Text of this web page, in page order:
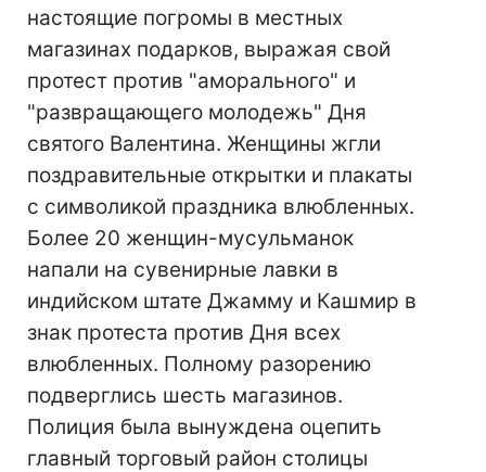
настоящие погромы в местных
магазинах подарков, выражая свой
протест против "аморального" и
"развращающего молодежь" Дня
святого Валентина. Женщины жгли
поздравительные открытки и плакаты
с символикой праздника влюбленных.
Более 20 женщин-мусульманок
напали на сувенирные лавки в
индийском штате Джамму и Кашмир в
знак протеста против Дня всех
влюбленных. Полному разорению
подверглись шесть магазинов.
Полиция была вынуждена оцепить
главный торговый район столицы